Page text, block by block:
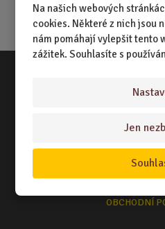
Na našich webových
cookies. Některé z nich jsou
nám pomáhají vylepšit tento
zážitek. Souhlasíte s
Jen
Vše o
NÁKUPNÍ
TERMÍNY
OBCHODNÍ